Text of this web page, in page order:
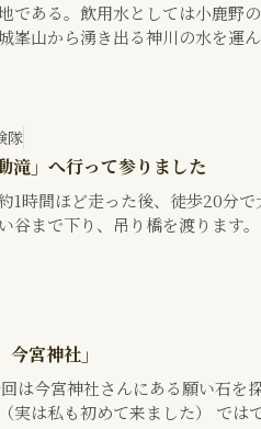
である。飲用水としては小鹿野
峯山から湧き出る神川の水を運
隊
滝」へ行って参りました
1時間ほど走った後、徒歩20分で
谷まで下り、吊り橋を渡ります
宮神社」
は今宮神社さんにある願い石
実は私も初めて来ました） で